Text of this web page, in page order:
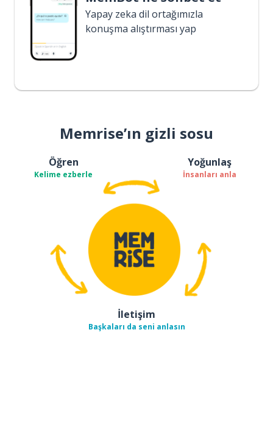
Yapay zeka dil ortağımızla
konuşma alıştırması yap
Memrise’ın gizli sosu
Öğren
Kelime ezberle
Yoğunlaş
İnsanları anla
İletişim
Başkaları da seni anlasın